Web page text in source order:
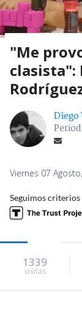
"Me
clasista":
Diego
Viernes 07
Seguimos criterios
1339
visitas